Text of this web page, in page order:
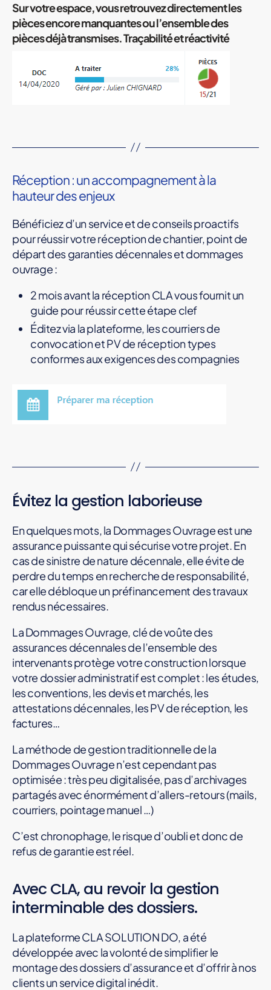
Sur votre espace, vous retrouvez directement les
pièces encore manquantes ou l’ensemble des
pièces déjà transmises. Traçabilité et réactivité
Réception : un accompagnement à la
hauteur des enjeux
Bénéficiez d’un service et de conseils proactifs
pour réussir votre réception de chantier, point de
départ des garanties décennales et dommages
ouvrage :
2 mois avant la réception CLA vous fournit un
guide pour réussir cette étape clef
Éditez via la plateforme, les courriers de
convocation et PV de réception types
conformes aux exigences des compagnies
Évitez la gestion laborieuse
En quelques mots, la Dommages Ouvrage est une
assurance puissante qui sécurise votre projet. En
cas de sinistre de nature décennale, elle évite de
perdre du temps en recherche de responsabilité,
car elle débloque un préfinancement des travaux
rendus nécessaires.
La Dommages Ouvrage, clé de voûte des
assurances décennales de l’ensemble des
intervenants protège votre construction lorsque
votre dossier administratif est complet : les études,
les conventions, les devis et marchés, les
attestations décennales, les PV de réception, les
factures…
La méthode de gestion traditionnelle de la
Dommages Ouvrage n’est cependant pas
optimisée : très peu digitalisée, pas d’archivages
partagés avec énormément d’allers-retours (mails,
courriers, pointage manuel …)
C’est chronophage, le risque d’oubli et donc de
refus de garantie est réel.
Avec CLA, au revoir la gestion
interminable des dossiers.
La plateforme CLA SOLUTION DO, a été
développée avec la volonté de simplifier le
montage des dossiers d’assurance et d’offrir à nos
clients un service digital inédit.